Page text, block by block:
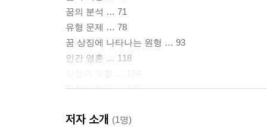
꿈의 분석 … 71
유형 문제 … 78
꿈 상징에 나타나는 원형 … 93
인간 영혼 … 118
단절의 치유 … 147
Ⅱ. 고대 신화와 현대인―조지프 L. 핸더슨 … 153
저자 소개 (1명)